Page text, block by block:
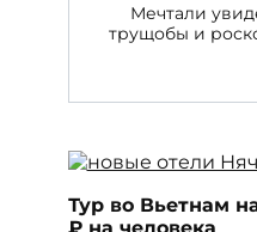
Мечтали
трущобы и
Тур во Вьетнам
₽ на человека